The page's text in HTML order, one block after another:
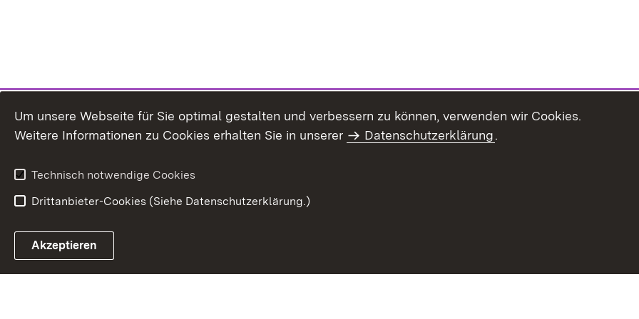
Um unsere Webseite für Sie optimal gestalten und verbessern zu können, verwenden wir Cookies.
Weitere Informationen zu Cookies erhalten Sie in unserer
Datenschutzerklärung.
Technisch notwendige Cookies
Drittanbieter-Cookies (Siehe Datenschutzerklärung.)
Akzeptieren